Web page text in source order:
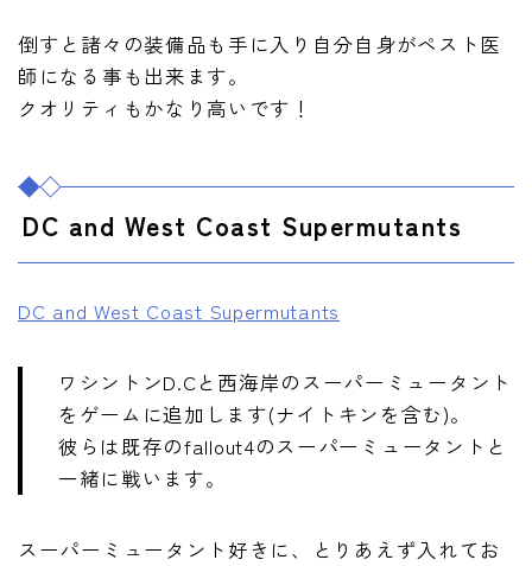
倒すと諸々の装備品も手に入り自分自身がペスト医
師になる事も出来ます。
クオリティもかなり高いです！
DC and West Coast Supermutants
DC and West Coast Supermutants
ワシントンD.Cと西海岸のスーパーミュータント
をゲームに追加します(ナイトキンを含む)。
彼らは既存のfallout4のスーパーミュータントと
一緒に戦います。
スーパーミュータント好きに、とりあえず入れてお